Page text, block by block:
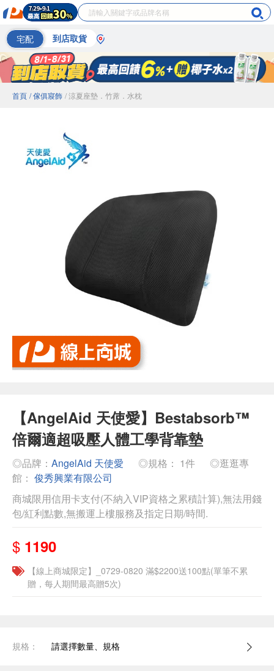
宅配 到店取貨
首頁 / 傢俱寢飾 / 涼夏座墊．竹蓆．水枕
【AngelAid 天使愛】Bestabsorb™
倍爾適超吸壓人體工學背靠墊
◎品牌： AngelAid 天使愛 ◎規格： 1件
◎逛逛專
館： 俊秀興業有限公司
商城限用信用卡支付(不納入VIP資格之累積計算),無法用錢
包/紅利點數,無搬運上樓服務及指定日期/時間.
$ 1190
【線上商城限定】_0729-0820 滿$2200送100點(單筆不累
贈，每人期間最高贈5次)
規格： 請選擇數量、規格